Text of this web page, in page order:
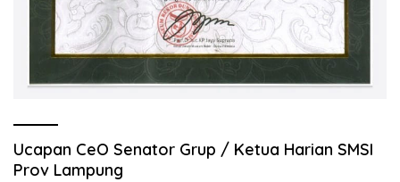
Ucapan CeO Senator Grup / Ketua Harian SMSI
Prov Lampung